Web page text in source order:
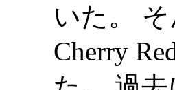
いた。
Cherry